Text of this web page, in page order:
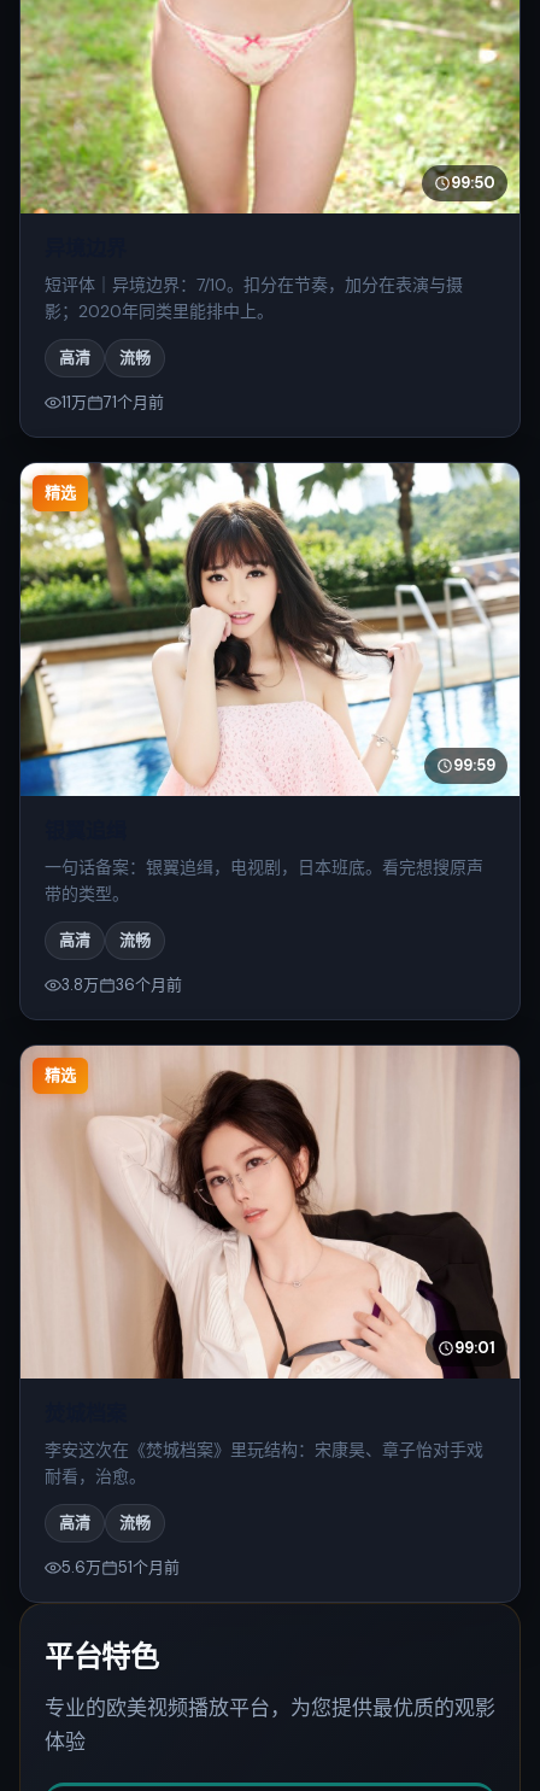
99:50
短评体｜异境边界：7/10。扣分在节奏，加分在表演与摄
影；2020年同类里能排中上。
高清 流畅
11万 71个月前
精选
99:59
一句话备案：银翼追缉，电视剧，日本班底。看完想搜原声
带的类型。
高清 流畅
3.8万 36个月前
精选
99:01
李安这次在《焚城档案》里玩结构：宋康昊、章子怡对手戏
耐看，治愈。
高清 流畅
5.6万 51个月前
平台特色
专业的欧美视频播放平台，为您提供最优质的观影
体验